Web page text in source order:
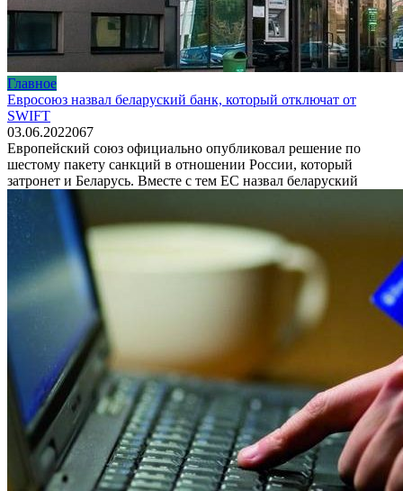
Главное
Евросоюз назвал беларуский банк, который отключат от
SWIFT
03.06.2022067
Европейский союз официально опубликовал решение по
шестому пакету санкций в отношении России, который
затронет и Беларусь. Вместе с тем ЕС назвал беларуский